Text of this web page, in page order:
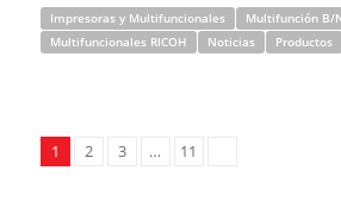
Impresoras y Multifuncionales
Multifunción B/
Multifuncionales RICOH
Noticias Productos
1 2 3 … 11